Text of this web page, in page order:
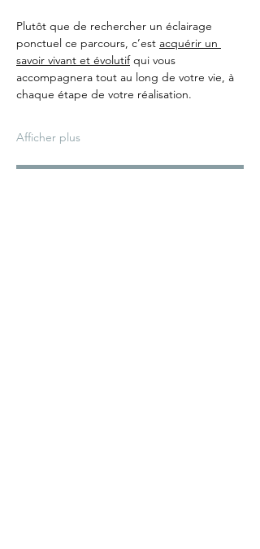
Plutôt que de rechercher un éclairage
ponctuel ce parcours, c’est acquérir un
savoir vivant et évolutif qui vous
accompagnera tout au long de votre vie, à
chaque étape de votre réalisation.
Afficher plus